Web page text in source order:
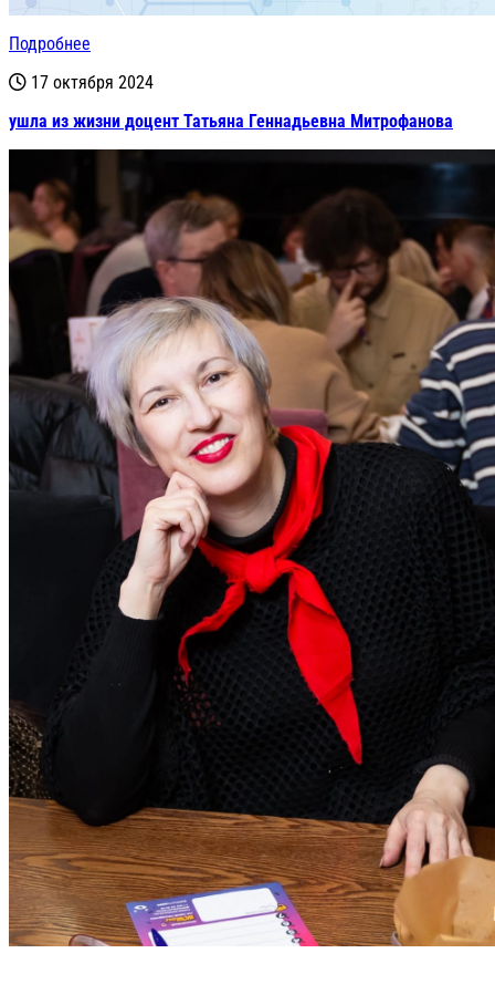
Подробнее
17 октября 2024
ушла из жизни доцент Татьяна Геннадьевна Митрофанова